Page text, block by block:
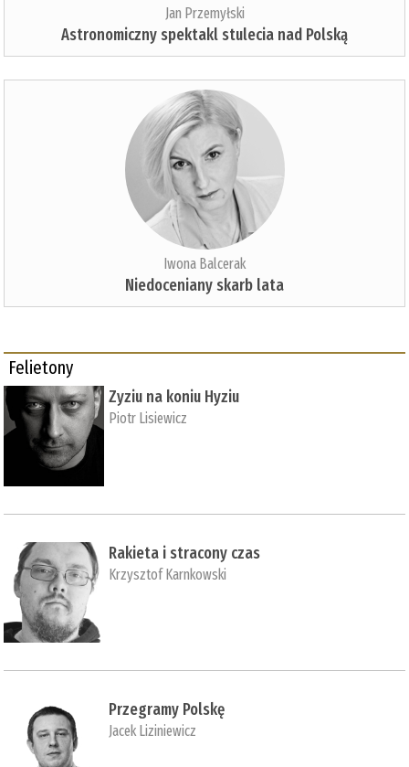
Jan Przemyłski
Astronomiczny spektakl stulecia nad Polską
Iwona Balcerak
Niedoceniany skarb lata
Felietony
Zyziu na koniu Hyziu
Piotr Lisiewicz
Rakieta i stracony czas
Krzysztof Karnkowski
Przegramy Polskę
Jacek Liziniewicz